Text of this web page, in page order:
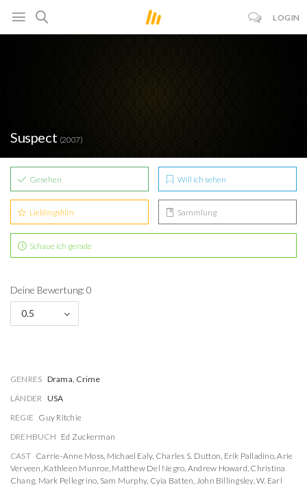
LOGIN
Suspect (2007)
Gesehen Will ich sehen
Lieblingsfilm Sammlung
Schaue ich gerade
Deine Bewertung: 0
0.5
GENRES Drama, Crime
LÄNDER USA
REGIE Guy Ritchie
DREHBUCH Ed Zuckerman
CAST Carrie-Anne Moss, Michael Ealy, Charles S. Dutton, Erik Palladino,Arie
Verveen, Kathleen Munroe, Matthew Del Negro, Andrew Howard, Christina
Chang, Mark Pellegrino, Sam Murphy, Cyia Batten, John Billingsley,W. Earl